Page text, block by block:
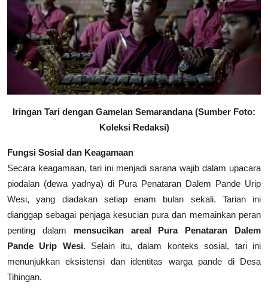
Iringan Tari dengan Gamelan Semarandana (Sumber Foto:
Koleksi Redaksi)
Fungsi Sosial dan Keagamaan
Secara keagamaan, tari ini menjadi sarana wajib dalam upacara
piodalan (dewa yadnya) di Pura Penataran Dalem Pande Urip
Wesi, yang diadakan setiap enam bulan sekali. Tarian ini
dianggap sebagai penjaga kesucian pura dan memainkan peran
penting dalam
mensucikan areal Pura Penataran Dalem
Pande Urip Wesi. Selain itu, dalam konteks sosial, tari ini
menunjukkan eksistensi dan identitas warga pande di Desa
Tihingan.